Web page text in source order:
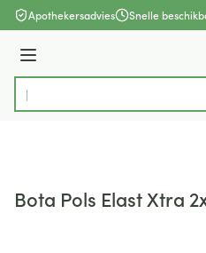
Ga naar de inhoud
Apothekersadvies Snelle
Menu
Product, merk, categorie...
Bota Pols Elast Xtra